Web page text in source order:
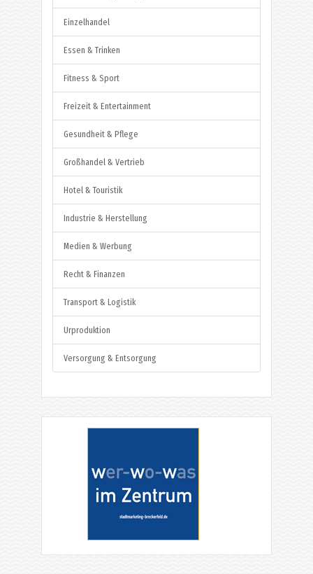
Einzelhandel
Essen & Trinken
Fitness & Sport
Freizeit & Entertainment
Gesundheit & Pflege
Großhandel & Vertrieb
Hotel & Touristik
Industrie & Herstellung
Medien & Werbung
Recht & Finanzen
Transport & Logistik
Urproduktion
Versorgung & Entsorgung